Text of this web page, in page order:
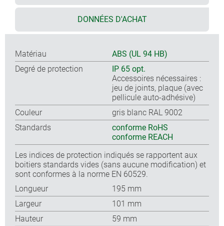
DONNÉES D'ACHAT
Matériau
ABS (UL 94 HB)
Degré de protection
IP 65 opt.
Accessoires nécessaires :
jeu de joints, plaque (avec
pellicule auto-adhésive)
Couleur
gris blanc RAL 9002
Standards
conforme RoHS
conforme REACH
Les indices de protection indiqués se rapportent aux
boitiers standards vides (sans aucune modification) et
sont conformes à la norme EN 60529.
Longueur
195 mm
Largeur
101 mm
Hauteur
59 mm